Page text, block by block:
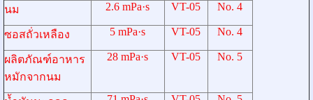
นม 2.6 mPa·s VT-05 No. 4
ซอสถั่วเหลือง 5 mPa·s VT-05 No. 4
ผลิตภัณฑ์อาหาร
หมักจากนม
28 mPa·s VT-05 No. 5